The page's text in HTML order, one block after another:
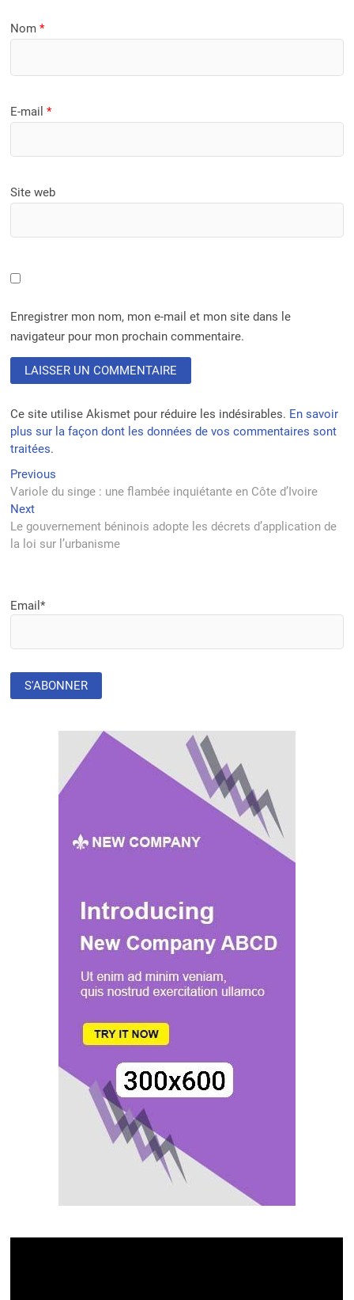
Nom*
E-mail*
Site web
Enregistrer mon nom, mon e-mail et mon site dans le
navigateur pour mon prochain commentaire.
Ce site utilise Akismet pour réduire les indésirables. En savoir
plus sur la façon dont les données de vos commentaires sont
traitées.
Navigation
de
l’article
Previous
post:
Variole du singe : une flambée inquiétante en Côte d’Ivoire
NextNext
post:
Le gouvernement béninois adopte les décrets d’application de
la loi sur l’urbanisme
Email*